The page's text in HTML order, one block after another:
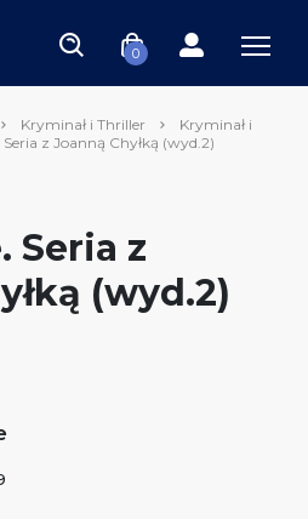
0
Kryminał i Thriller
Kryminał i
z Joanną Chyłką (wyd.2)
Seria z
(wyd.2)